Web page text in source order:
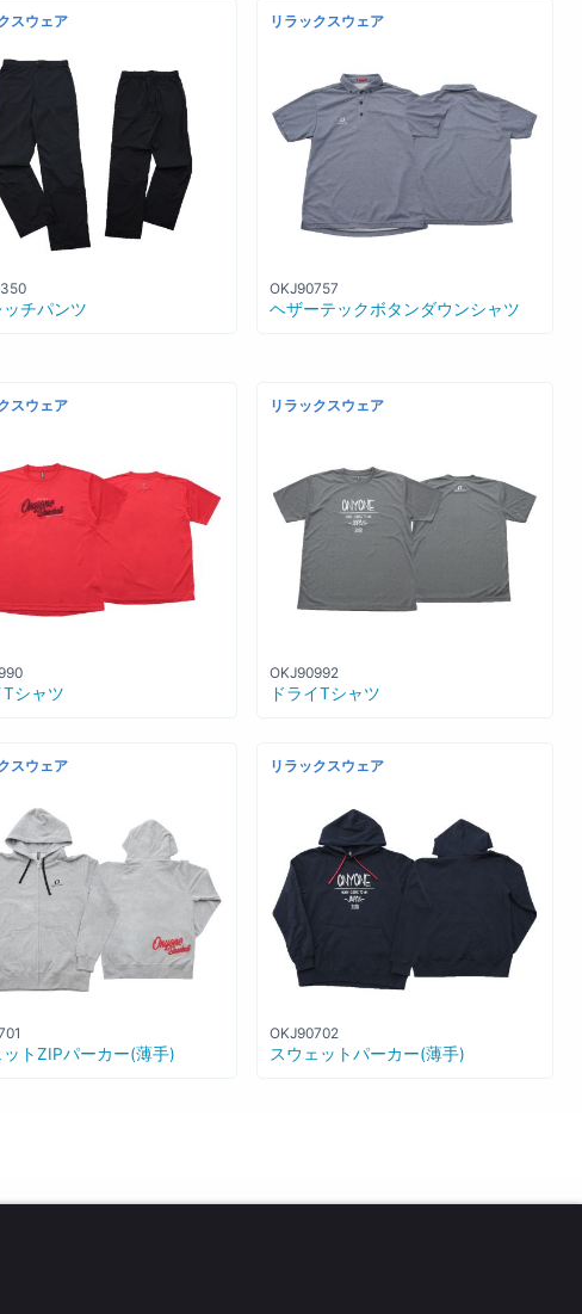
スウェア
ッチパンツ
リラックスウェア
OKJ90757
ヘザーテックボタンダウンシャツ
スウェア
Tシャツ
リラックスウェア
OKJ90992
ドライTシャツ
スウェア
ットZIPパーカー(薄手)
リラックスウェア
OKJ90702
スウェットパーカー(薄手)